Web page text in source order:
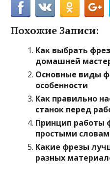
Похожие Записи:
Как выбрать
домашней
Основные виды
особенности
Как правильно
станок перед
Принцип работы
простыми
Какие фрезы
разных